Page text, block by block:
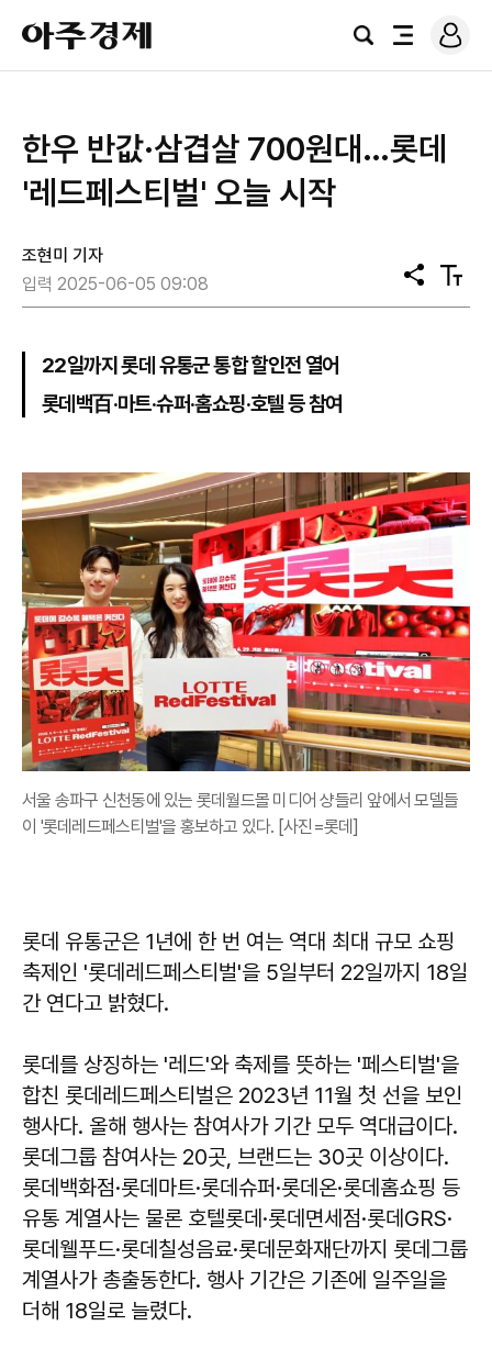
아
주
경
검
전
로
그
한우 반값·삼겹살 700원대…롯데
'레드페스티벌' 오늘 시작
조현미 기자
입력 2025-06-05 09:08
공
유
텍
스
22일까지 롯데 유통군 통합 할인전 열어
롯데백百·마트·슈퍼·홈쇼핑·호텔 등 참여
서울 송파구 신천동에 있는 롯데월드몰 미디어 샹들리 앞에서 모델들
이 '롯데레드페스티벌'을 홍보하고 있다. [사진=롯데]
롯데 유통군은 1년에 한 번 여는 역대 최대 규모 쇼핑
축제인 '롯데레드페스티벌'을 5일부터 22일까지 18일
간 연다고 밝혔다.
롯데를 상징하는 '레드'와 축제를 뜻하는 '페스티벌'을
합친 롯데레드페스티벌은 2023년 11월 첫 선을 보인
행사다. 올해 행사는 참여사가 기간 모두 역대급이다.
롯데그룹 참여사는 20곳, 브랜드는 30곳 이상이다.
롯데백화점·롯데마트·롯데슈퍼·롯데온·롯데홈쇼핑 등
유통 계열사는 물론 호텔롯데·롯데면세점·롯데GRS·
롯데웰푸드·롯데칠성음료·롯데문화재단까지 롯데그룹
계열사가 총출동한다. 행사 기간은 기존에 일주일을
더해 18일로 늘렸다.